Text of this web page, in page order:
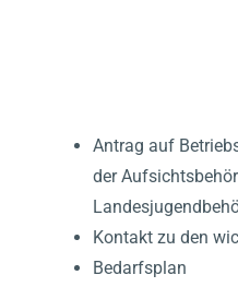
Antrag auf
der
Kontakt zu den
Bedarfsplan